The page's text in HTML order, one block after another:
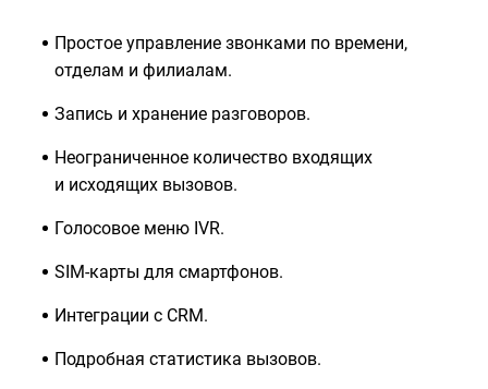
Простое управление звонками по времени,
отделам и филиалам.
Запись и хранение разговоров.
Неограниченное количество входящих
и исходящих вызовов.
Голосовое меню IVR.
SIM-карты для смартфонов.
Интеграции с CRM.
Подробная статистика вызовов.